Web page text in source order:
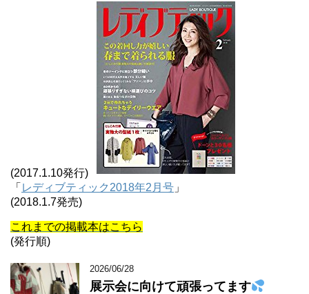
(2017.1.10発行)
「 レディブティック2018年2月号 」
(2018.1.7発売)
これまでの掲載本はこちら
(発行順)
2026/06/28
展示会に向けて頑張ってます